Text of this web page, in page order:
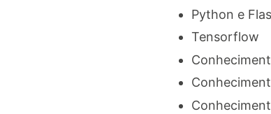
Python e
Tensorflow